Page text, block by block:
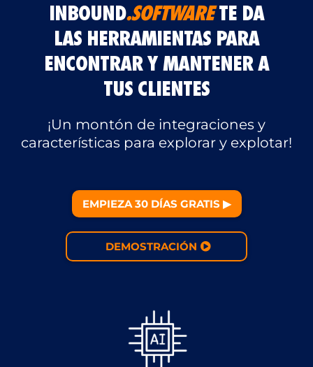
INBOUND.SOFTWARETE DA
LAS HERRAMIENTAS PARA
ENCONTRAR Y MANTENER A
TUS CLIENTES
¡Un montón de integraciones y
características para explorar y explotar!
EMPIEZA 30 DÍAS GRATIS ▶︎
DEMOSTRACIÓN